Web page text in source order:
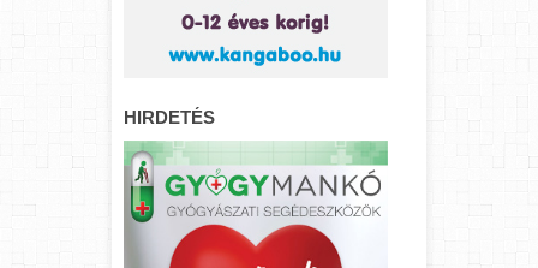
HIRDETÉS